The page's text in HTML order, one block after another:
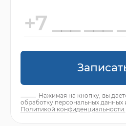
Нажимая на кнопку, вы
обработку персональных данных
Политикой конфиденциальности.